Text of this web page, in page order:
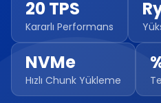
20 TPS
Kararlı Performans
NVMe
Hızlı Chunk Yükleme